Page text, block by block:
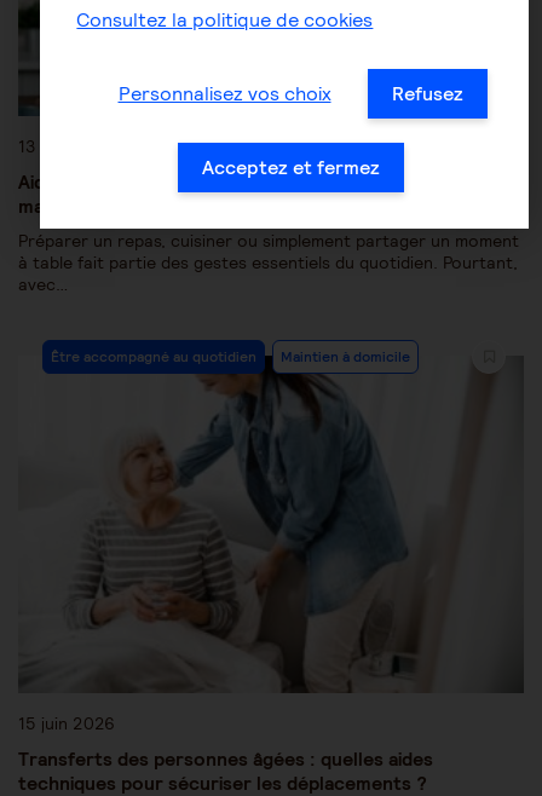
13 juillet 2026
Aides techniques pour la cuisine : préparer les repas et
manger en toute autonomie malgré la perte d’autonomie
Préparer un repas, cuisiner ou simplement partager un moment
à table fait partie des gestes essentiels du quotidien. Pourtant,
avec…
Être accompagné au quotidien Maintien à domicile
15 juin 2026
Transferts des personnes âgées : quelles aides
techniques pour sécuriser les déplacements ?
Consultez la politique de cookies
Personnalisez vos choix Refusez
Acceptez et fermez